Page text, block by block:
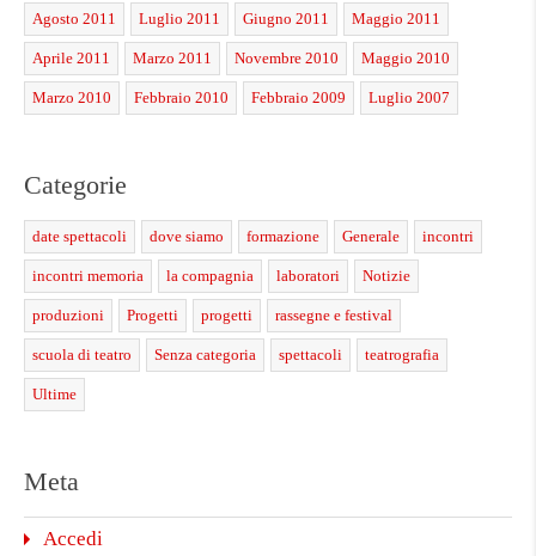
Agosto 2011 Luglio 2011 Giugno 2011 Maggio 2011
Aprile 2011 Marzo 2011 Novembre 2010 Maggio 2010
Marzo 2010 Febbraio 2010 Febbraio 2009 Luglio 2007
Categorie
date spettacoli dove siamo formazione Generale incontri
incontri memoria la compagnia laboratori Notizie
produzioni Progetti progetti rassegne e festival
scuola di teatro Senza categoria spettacoli teatrografia
Ultime
Meta
Accedi